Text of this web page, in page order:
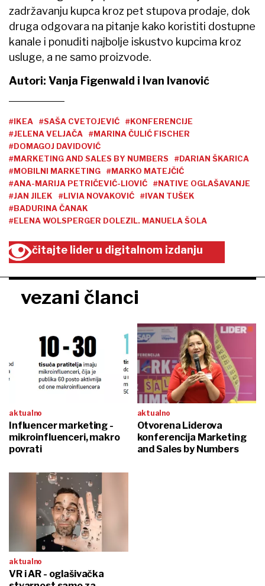
zadržavanju kupca kroz pet stupova prodaje, dok
druga odgovara na pitanje kako koristiti dostupne
kanale i ponuditi najbolje iskustvo kupcima kroz
usluge, a ne samo proizvode.
Autori: Vanja Figenwald i Ivan Ivanović
#IKEA #SAŠA CVETOJEVIĆ
#KONFERENCIJE
#JELENA VELJAČA
#MARINA ČULIĆ FISCHER
#DOMAGOJ DAVIDOVIĆ
#MARKETING AND SALES BY NUMBERS
#DARIAN ŠKARICA
#MOBILNI MARKETING
#MARKO MATEJČIĆ
#ANA-MARIJA PETRIČEVIĆ-LIOVIĆ
#NATIVE OGLAŠAVANJE
#JAN JILEK
#LIVIA NOVAKOVIĆ
#IVAN TUŠEK
#BADURINA ČANAK
#ELENA WOLSPERGER DOLEZIL. MANUELA ŠOLA
čitajte lider u digitalnom izdanju
vezani članci
aktualno
Influencer marketing -
mikroinfluenceri, makro
povrati
aktualno
Otvorena Liderova
konferencija Marketing
and Sales by Numbers
aktualno
VR i AR - oglašivačka